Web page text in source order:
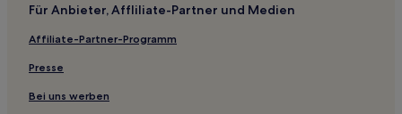
Hotels nahe Nevado Verónica
Los Jardines Hotels
Hotels nahe Sonnentempel
Hotels nahe Real Plaza Cusco
Für Anbieter, Affliliate-Partner und Medien
Affiliate-Partner-Programm
Presse
Bei uns werben